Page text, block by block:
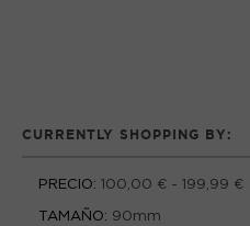
CURRENTLY SHOPPING BY:
PRECIO: 100,00 € - 199,99 €
TAMAÑO: 90mm